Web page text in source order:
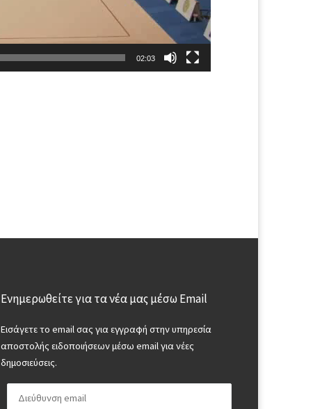
02:03
Ενημερωθείτε για τα νέα μας μέσω Email
Εισάγετε το email σας για εγγραφή στην υπηρεσία
αποστολής ειδοποιήσεων μέσω email για νέες
δημοσιεύσεις.